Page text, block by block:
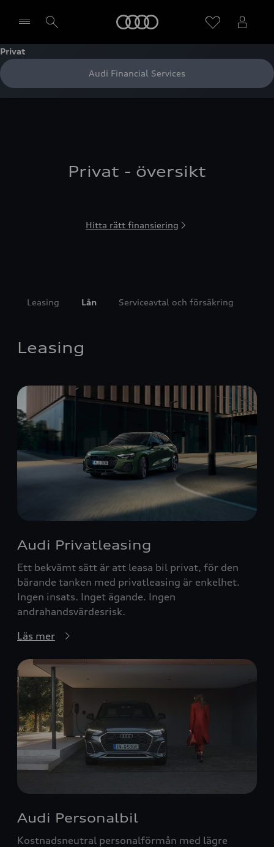
Välj återförsäljare
Privat
Audi Financial Services
Privat - översikt
Hitta rätt finansiering
Leasing Lån Serviceavtal och försäkring
Leasing
Audi Privatleasing
Ett bekvämt sätt är att leasa bil privat, för den
bärande tanken med privatleasing är enkelhet.
Ingen insats. Inget ägande. Ingen
andrahandsvärdesrisk.
Läs mer
Audi Personalbil
Kostnadsneutral personalförmån med lägre